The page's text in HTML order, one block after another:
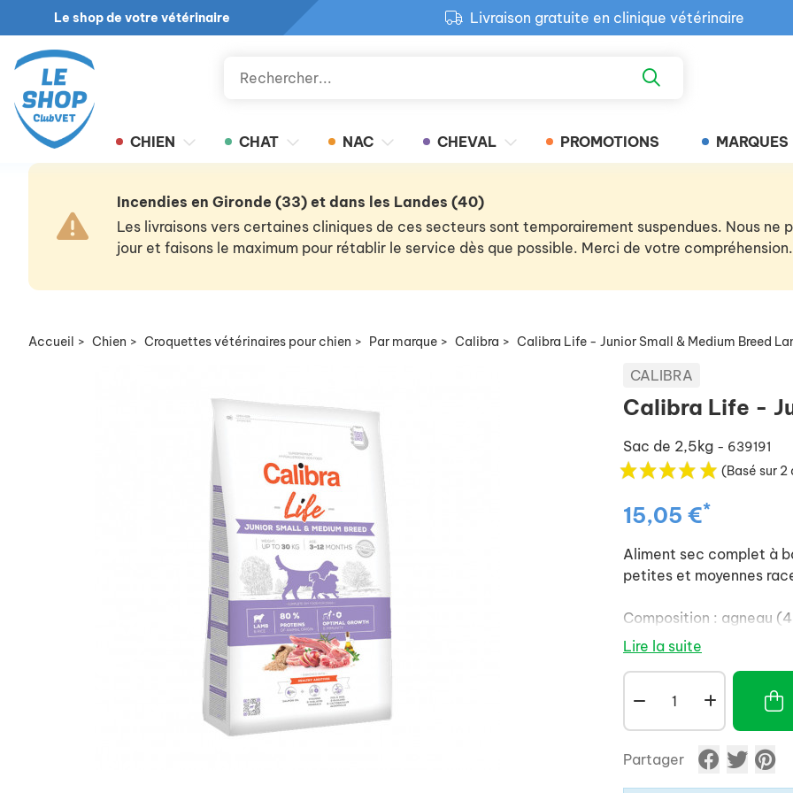
Le shop de votre vétérinaire
Livraison gratuite en clinique vétérinaire
Retour produit gratuit en clinique
CHIEN CHAT NAC CHEVAL PROMOTIONS MARQUES
Incendies en Gironde (33) et dans les Landes (40)
Les livraisons vers certaines cliniques de ces secteurs sont temporairement suspendues. Nous ne
jour et faisons le maximum pour rétablir le service dès que possible. Merci de votre compréhension.
Accueil > Chien > Croquettes vétérinaires pour chien > Par marque > Calibra > Calibra Life - Junior Small & Medium Breed
CALIBRA
Calibra Life -
Sac de 2,5kg - 639191
(Basé sur 2
15,05 €*
Aliment sec complet à
petites et moyennes
Composition : agneau
avec des tocophérols),
prébiotiques (mannan-
fructo-
mg/kg), Mojave yucca
inactivé (15 × 10⁹
(3a672a) 20 000 IU,
mg, vitamine C (3a312)
Lire la suite
Partager